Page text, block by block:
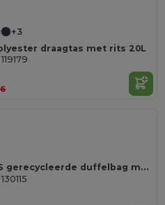
+3
draagtas met rits 20L
Puffer GRS gerecycleerde duffelbag met geïsoleerde bodem 30L